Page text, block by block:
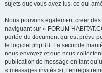
sujets que vous avez lus, ce qui
Nous pouvons également créer
naviguant sur « FORUM-
portée du document qui est prévu
le logiciel phpBB. La seconde
nous envoyez et que nous
publication de message en tant
« messages invités »),